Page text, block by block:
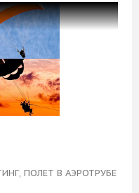
ПОЛЕТ В АЭРОТРУБЕ